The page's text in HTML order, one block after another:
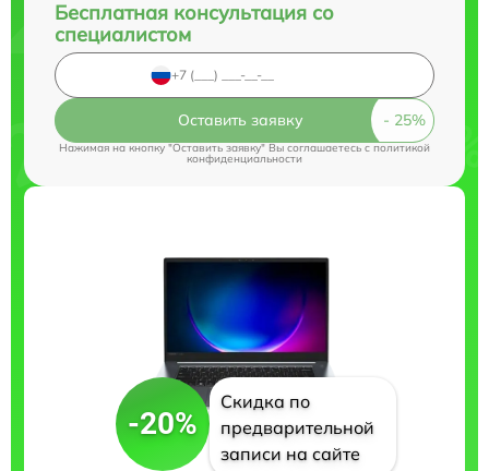
Бесплатная консультация со
специалистом
Оставить заявку
Нажимая на кнопку "Оставить заявку" Вы соглашаетесь cполитикой
конфиденциальности
-20%
Скидка по
предварительной
записи на сайте